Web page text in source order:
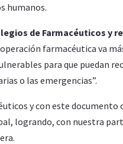
humanos.
de Farmacéuticos y
farmacéutica va
para que puedan
o las emergencias”.
y con este
logrando, con nuestra